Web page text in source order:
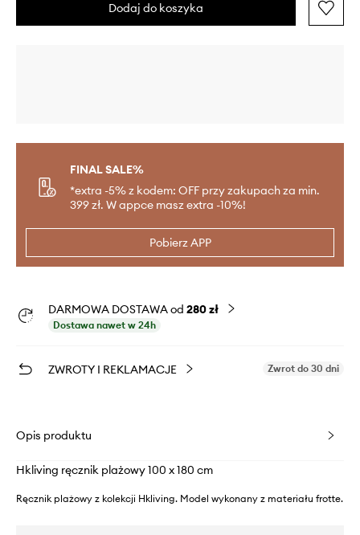
Dodaj do koszyka
FINAL SALE%
*extra -5% z kodem: OFF przy zakupach za min.
399 zł. W appce masz extra -10%!
Pobierz APP
DARMOWA DOSTAWA od 280 zł
Dostawa nawet w 24h
ZWROTY I REKLAMACJE Zwrot do 30 dni
Opis produktu
Hkliving ręcznik plażowy 100 x 180 cm
Ręcznik plażowy z kolekcji Hkliving. Model wykonany z materiału frotte.